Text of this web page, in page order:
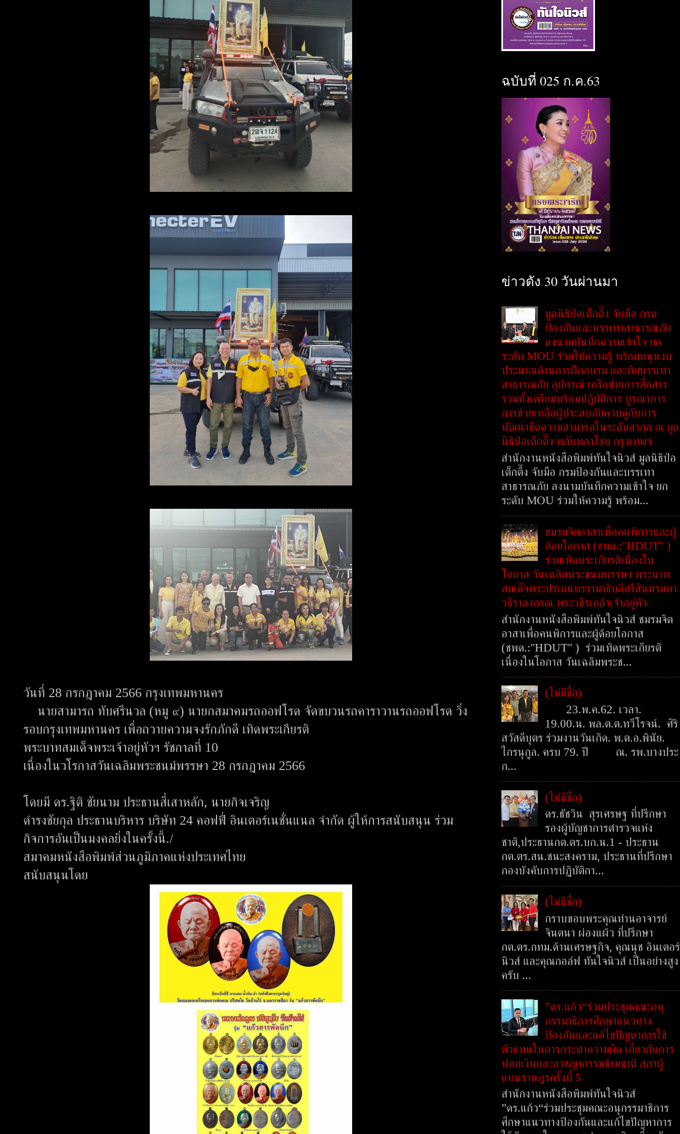
วันที่ 28 กรกฎาคม 2566 กรุงเทพมหานคร
นายสามารถ ทับศรีนวล (หมู ๙) นายกสมาคมรถออฟโรด จัดขบวนรถคาราวานรถออฟโรด วิ่ง
รอบกรุงเทพมหานคร เพื่อถวายความจงรักภักดี เทิดพระเกียรติ
พระบาทสมเด็จพระเจ้าอยู่หัวฯ รัชกาลที่ 10
เนื่องในวโรกาสวันเฉลิมพระชนม์พรรษา 28 กรกฎาคม 2566
โดยมี ดร.ฐิติ ชัยนาม ประธานสี่เสาหลัก, นายกิจเจริญ
ดำรงชัยกุล ประธานบริหาร บริษัท 24 คอฟฟี่ อินเตอร์เนชั่นแนล จำกัด ผู้ให้การสนับสนุน ร่วม
กิจการอันเป็นมงคลยิ่งในครั้งนี้./
สมาคมหนังสือพิมพ์ส่วนภูมิภาคแห่งประเทศไทย
สนับสนุนโดย
ฉบับที่ 025 ก.ค.63
ข่าวดัง 30 วันผ่านมา
มูลนิธิป่อเต็กตึ๊ง จับมือ กรม
ป้องกันและบรรเทาสาธารณภัย
ลงนามบันทึกความเข้าใจ ยก
ระดับ MOU ร่วมให้ความรู้ พร้อมหนุนงบ
ประมาณด้านการฝึกอบรม และทีมบรรเทา
สาธารณภัย อุปกรณ์ เครือข่ายการสื่อสาร
รวมทั้งเตรียมพร้อมปฏิบัติการ บูรณาการ
การช่วยเหลือผู้ประสบภัยควบคู่กับการ
พัฒนาขีดความสามารถในระดับสากล ณ มูล
นิธิป่อเต็กตึ๊ง พลับพลาไชย กรุงเทพฯ
สำนักงานหนังสือพิมพ์ทันใจนิวส์ มูลนิธิป่อ
เต็กตึ๊ง จับมือ กรมป้องกันและบรรเทา
สาธารณภัย ลงนามบันทึกความเข้าใจ ยก
ระดับ MOU ร่วมให้ความรู้ พร้อม...
ชมรมจิตอาสาเพื่อคนพิการและผู้
ด้อยโอกาส (ชพด.:"HDUT" )
ร่วมเทิดพระเกียรติเนื่องใน
โอกาส วันเฉลิมพระชนมพรรษา พระบาท
สมเด็จพระปรเมนทรรามาธิบดีศรีสินทรมหา
วชิราลงกรณ พระวชิรเกล้าเจ้าอยู่หัว
สำนักงานหนังสือพิมพ์ทันใจนิวส์ ชมรมจิต
อาสาเพื่อคนพิการและผู้ด้อยโอกาส
(ชพด.:"HDUT" ) ร่วมเทิดพระเกียรติ
เนื่องในโอกาส วันเฉลิมพระช...
(ไม่มีชื่อ)
23.พ.ค.62. เวลา.
19.00.น. พล.ต.ต.ทวีโรจน์. ศิริ
สวัสดีบุตร ร่วมงานวันเกิด. พ.ต.อ.พินัย.
ไกรนุกูล. ครบ 79. ปี ณ. รพ.บางประ
ก...
(ไม่มีชื่อ)
ดร.ธัชวิน สุรเศรษฐ ที่ปรึกษา
รองผู้บัญชาการตำรวจแห่ง
ชาติ,ประธานกต.ตร.บก.น.1 - ประธาน
กต.ตร.สน.ชนะสงคราม, ประธานที่ปรึกษา
กองบังคับการปฏิบัติกา...
(ไม่มีชื่อ)
กราบขอบพระคุณท่านอาจารย์
จินตนา ผ่องแผ้ว ที่ปรึกษา
กต.ตร.กทม.ด้านเศรษฐกิจ, คุณนุช อินเตอร์
นิวส์ และคุณกอล์ฟ ทันใจนิวส์ เป็นอย่างสูง
ครับ ...
”ดร.แก้ว“ร่วมประชุมคณะอนุ
กรรมาธิการศึกษาแนวทาง
ป้องกันและแก้ไขปัญหาการใช้
ตัวแทนในการกระทำความผิด เกี่ยวกับการ
ฟอกเงินและอาชญากรรมข้ามชาติ สภาผู้
แทนราษฎรครั้งที่ 5
สำนักงานหนังสือพิมพ์ทันใจนิวส์
”ดร.แก้ว“ร่วมประชุมคณะอนุกรรมาธิการ
ศึกษาแนวทางป้องกันและแก้ไขปัญหาการ